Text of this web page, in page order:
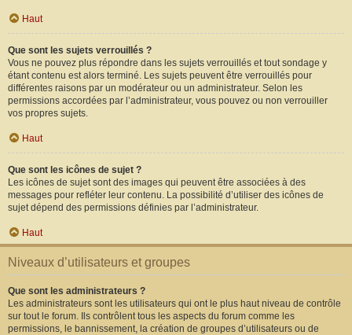
Haut
Que sont les sujets verrouillés ?
Vous ne pouvez plus répondre dans les sujets verrouillés et tout sondage y
étant contenu est alors terminé. Les sujets peuvent être verrouillés pour
différentes raisons par un modérateur ou un administrateur. Selon les
permissions accordées par l’administrateur, vous pouvez ou non verrouiller
vos propres sujets.
Haut
Que sont les icônes de sujet ?
Les icônes de sujet sont des images qui peuvent être associées à des
messages pour refléter leur contenu. La possibilité d’utiliser des icônes de
sujet dépend des permissions définies par l’administrateur.
Haut
Niveaux d’utilisateurs et groupes
Que sont les administrateurs ?
Les administrateurs sont les utilisateurs qui ont le plus haut niveau de contrôle
sur tout le forum. Ils contrôlent tous les aspects du forum comme les
permissions, le bannissement, la création de groupes d’utilisateurs ou de